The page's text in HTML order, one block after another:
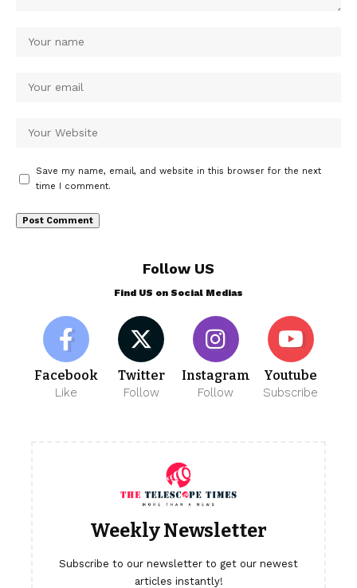
Save my name, email, and website in this browser for the next
time I comment.
Follow US
Find US on Social Medias
Facebook
Like
Twitter
Follow
Instagram
Follow
Youtube
Subscribe
Weekly Newsletter
Subscribe to our newsletter to get our newest
articles instantly!